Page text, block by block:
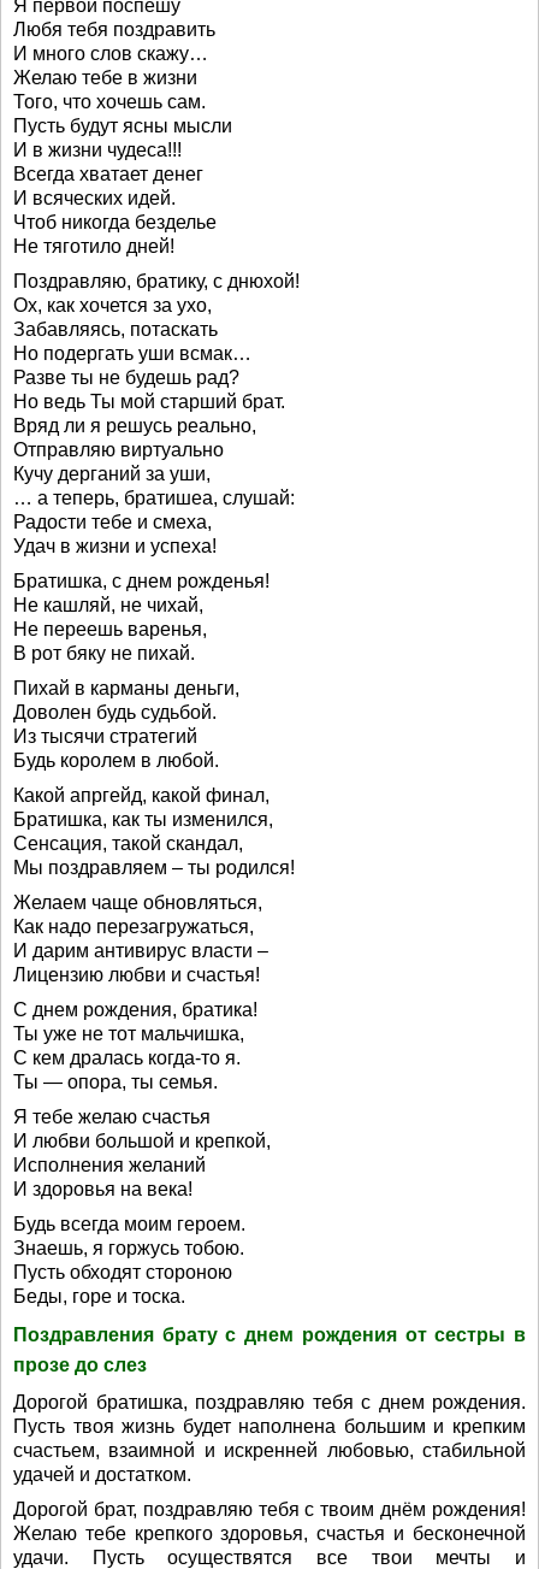
Я первой поспешу
Любя тебя поздравить
И много слов скажу…
Желаю тебе в жизни
Того, что хочешь сам.
Пусть будут ясны мысли
И в жизни чудеса!!!
Всегда хватает денег
И всяческих идей.
Чтоб никогда безделье
Не тяготило дней!
Поздравляю, братику, с днюхой!
Ох, как хочется за ухо,
Забавляясь, потаскать
Но подергать уши всмак…
Разве ты не будешь рад?
Но ведь Ты мой старший брат.
Вряд ли я решусь реально,
Отправляю виртуально
Кучу дерганий за уши,
… а теперь, братишеа, слушай:
Радости тебе и смеха,
Удач в жизни и успеха!
Братишка, с днем рожденья!
Не кашляй, не чихай,
Не переешь варенья,
В рот бяку не пихай.
Пихай в карманы деньги,
Доволен будь судьбой.
Из тысячи стратегий
Будь королем в любой.
Какой апргейд, какой финал,
Братишка, как ты изменился,
Сенсация, такой скандал,
Мы поздравляем – ты родился!
Желаем чаще обновляться,
Как надо перезагружаться,
И дарим антивирус власти –
Лицензию любви и счастья!
С днем рождения, братика!
Ты уже не тот мальчишка,
С кем дралась когда-то я.
Ты — опора, ты семья.
Я тебе желаю счастья
И любви большой и крепкой,
Исполнения желаний
И здоровья на века!
Будь всегда моим героем.
Знаешь, я горжусь тобою.
Пусть обходят стороною
Беды, горе и тоска.
Поздравления брату с днем рождения от сестры в
прозе до слез
Дорогой братишка, поздравляю тебя с днем рождения.
Пусть твоя жизнь будет наполнена большим и крепким
счастьем, взаимной и искренней любовью, стабильной
удачей и достатком.
Дорогой брат, поздравляю тебя с твоим днём рождения!
Желаю тебе крепкого здоровья, счастья и бесконечной
удачи. Пусть осуществятся все твои мечты и